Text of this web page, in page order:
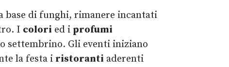
di funghi, rimanere incantati
I colori ed i profumi
settembrino. Gli eventi iniziano
la festa i ristoranti aderenti